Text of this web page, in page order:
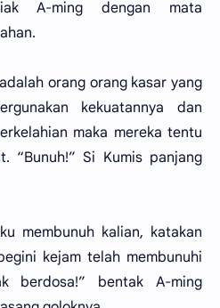
A-ming dengan mata
orang orang kasar yang
kekuatannya dan
maka mereka tentu
“Bunuh!” Si Kumis panjang
membunuh kalian, katakan
kejam telah membunuhi
berdosa!” bentak A-ming